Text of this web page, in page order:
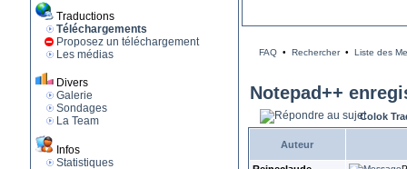
Traductions
Téléchargements
Proposez un téléchargement
Les médias
Divers
Galerie
Sondages
La Team
Infos
Statistiques
FAQ• Rechercher• Liste des
Notepad++
Colok
Auteur